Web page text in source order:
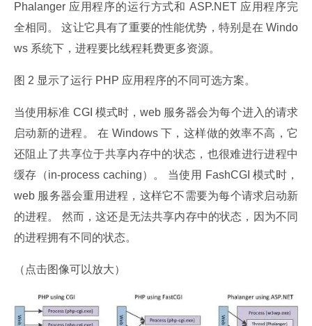
Phalanger 应用程序的运行方式和 ASP.NET 应用程序完
全相同。 这让它具有了重要的性能优势，特别是在 Windo
ws 系统下，进程要比线程耗费更多资源。
图 2 显示了运行 PHP 应用程序的不同可选方案。
当使用标准 CGI 模式时，web 服务器会为每个进入的请求
启动新的进程。 在 Windows 下，这样做的效率不高，它
还阻止了共享位于共享内存中的状态，也很难进行进程中
缓存（in-process caching）。 当使用 FashCGI 模式时，
web 服务器会重用进程，这样它不需要为每个请求启动新
的进程。 然而，这还是无法共享内存中的状态，因为不同
的进程拥有不同的状态。
（点击图像可以放大）